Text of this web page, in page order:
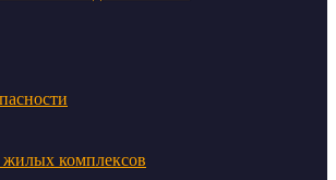
жилых комплексов